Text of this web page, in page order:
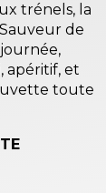
trénels, la
de
apéritif, et
toute